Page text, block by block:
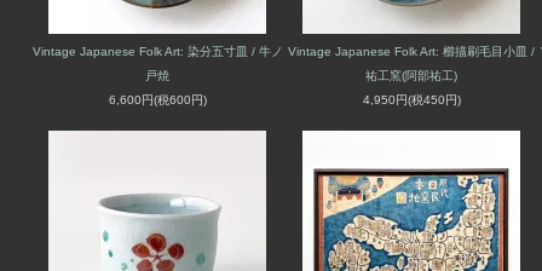
Vintage Japanese Folk Art: 染分五寸皿 / 牛ノ
戸焼
6,600円(税600円)
Vintage Japanese Folk Art: 櫛描刷毛目小皿 /
祐工窯(阿部祐工)
4,950円(税450円)